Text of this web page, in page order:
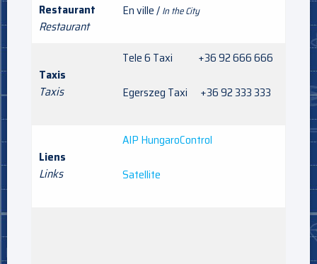
Restaurant
Restaurant
En ville /In the City
Taxis
Taxis
Tele 6 Taxi +36 92 666 666
Egerszeg Taxi +36 92 333 333
Liens
Links
AIP HungaroControl
Satellite